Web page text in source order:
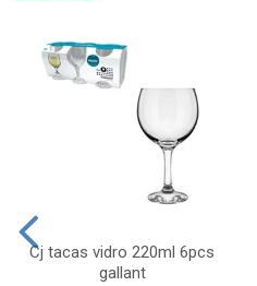
Cj tacas vidro 220ml 6pcs
gallant